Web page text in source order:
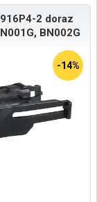
2 doraz
BN002G
-14%